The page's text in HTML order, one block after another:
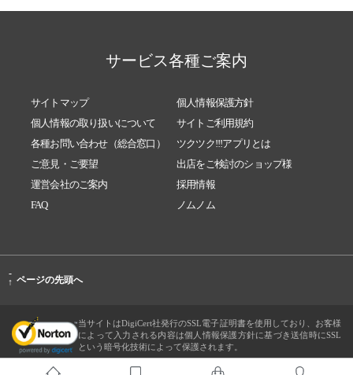
サービス各種ご案内
サイトマップ
個人情報保護方針
個人情報の取り扱いについて
サイトご利用規約
各種お問い合わせ（総合窓口）
ツクツク!!!アプリとは
ご意見・ご要望
出店をご検討のショップ様
運営会社のご案内
採用情報
FAQ
ノムノム
-
↑ ページの先頭へ
当サイトはDigiCert社発行のSSL電子証明書を使用しており、お客様
によって入力される内容は個人情報保護方針に基づき送信時にSSL
という暗号化技術によって保護されます。